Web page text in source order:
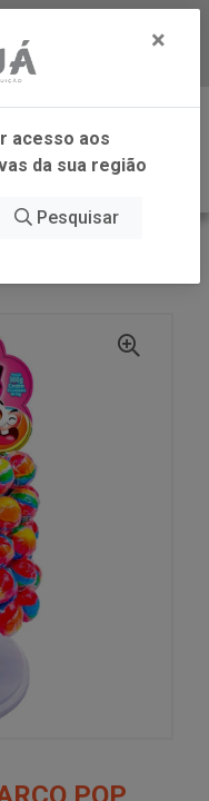
Baixe já nosso APP
0
×
acesso aos
da sua região
Pesquisar